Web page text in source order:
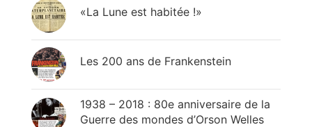
«La Lune est habitée !»
Les 200 ans de Frankenstein
1938 – 2018 : 80e anniversaire de la
Guerre des mondes d’Orson Welles